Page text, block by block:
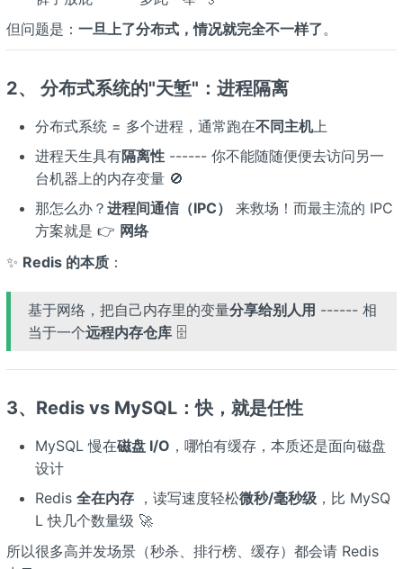
但问题是： 一旦上了分布式，情况就完全不一样了。
2、 分布式系统的"天堑"：进程隔离
分布式系统 = 多个进程，通常跑在不同主机上
进程天生具有隔离性------ 你不能随随便便去访问另一
台机器上的内存变量 🚫
那怎么办？ 进程间通信（IPC）
来救场！而最主流的 IPC
方案就是 👉 网络
✨ Redis 的本质：
基于网络，把自己内存里的变量分享给别人用 ------ 相
当于一个远程内存仓库🗄️
3、Redis vs MySQL：快，就是任性
MySQL 慢在磁盘 I/O ，哪怕有缓存，本质还是面向磁盘
设计
Redis 全在内存，读写速度轻松微秒/毫秒级，比 MySQ
L 快几个数量级 🚀
所以很多高并发场景（秒杀、排行榜、缓存）都会请 Redis